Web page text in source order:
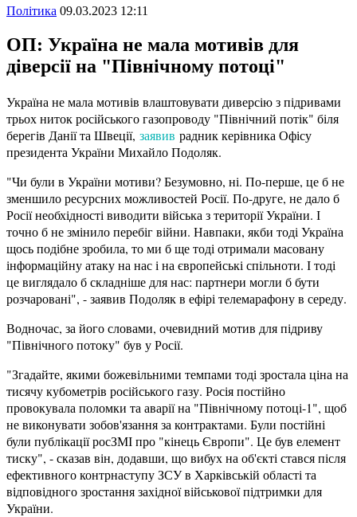
Полiтика 09.03.2023 12:11
ОП: Україна не мала мотивів для
діверсії на "Північному потоці"
Україна не мала мотивів влаштовувати диверсію з підривами
трьох ниток російського газопроводу "Північний потік" біля
берегів Данії та Швеції, заявив радник керівника Офісу
президента України Михайло Подоляк.
"Чи були в України мотиви? Безумовно, ні. По-перше, це б не
зменшило ресурсних можливостей Росії. По-друге, не дало б
Росії необхідності виводити війська з території України. І
точно б не змінило перебіг війни. Навпаки, якби тоді Україна
щось подібне зробила, то ми б ще тоді отримали масовану
інформаційну атаку на нас і на європейські спільноти. І тоді
це виглядало б складніше для нас: партнери могли б бути
розчаровані", - заявив Подоляк в ефірі телемарафону в середу.
Водночас, за його словами, очевидний мотив для підриву
"Північного потоку" був у Росії.
"Згадайте, якими божевільними темпами тоді зростала ціна на
тисячу кубометрів російського газу. Росія постійно
провокувала поломки та аварії на "Північному потоці-1", щоб
не виконувати зобов'язання за контрактами. Були постійні
були публікації росЗМІ про "кінець Європи". Це був елемент
тиску", - сказав він, додавши, що вибух на об'єкті стався після
ефективного контрнаступу ЗСУ в Харківській області та
відповідного зростання західної військової підтримки для
України.